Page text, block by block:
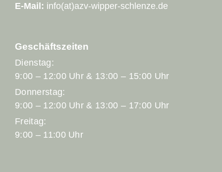
E-Mail: info(at)azv-wipper-schlenze.de
Geschäftszeiten
Dienstag:
9:00 – 12:00 Uhr & 13:00 – 15:00 Uhr
Donnerstag:
9:00 – 12:00 Uhr & 13:00 – 17:00 Uhr
Freitag:
9:00 – 11:00 Uhr